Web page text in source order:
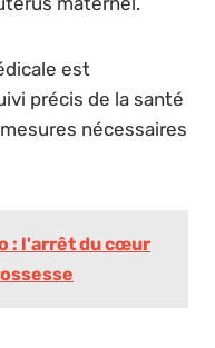
est
précis de la santé
nécessaires
: l'arrêt du cœur